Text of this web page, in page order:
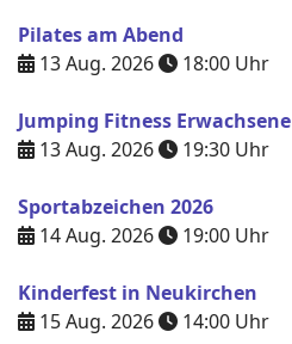
Pilates am Abend
13 Aug. 2026
18:00 Uhr
Jumping Fitness Erwachsene
13 Aug. 2026
19:30 Uhr
Sportabzeichen 2026
14 Aug. 2026
19:00 Uhr
Kinderfest in Neukirchen
15 Aug. 2026
14:00 Uhr